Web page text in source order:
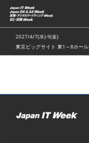
ス
キ
ッ
し
む
2027/4/7(水)-9(金)
東京ビッグサイト 東1～8ホール